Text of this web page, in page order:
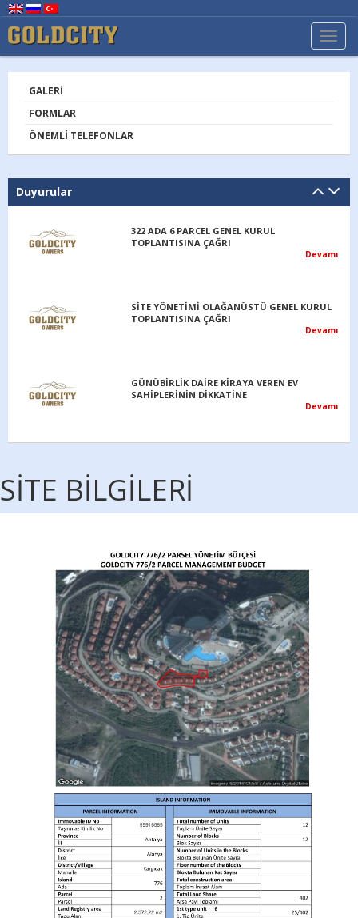
GALERI
FORMLAR
ÖNEMLI TELEFONLAR
Duyurular
TÜRKİYE’DE GAYRİMENKUL SATIN ALAN VE
YATIRIM YAPAN YABANCILARA VATANDAŞLIK
Devamı
Hırsızlık Olayının Failleri Yakalandı
Devamı
Kira ve satış yetkileri hakkında
SİTE BİLGİLERİ